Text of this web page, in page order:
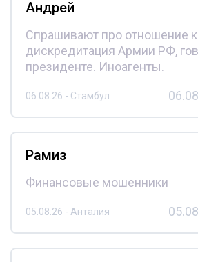
Андрей
Спрашивают про отношение к
дискредитация Армии РФ,
президенте. Иноагенты.
06.08.26 - Стамбул
Рамиз
Финансовые мошенники
05.08.26 - Анталия